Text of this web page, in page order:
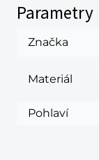
Parametry
Značka
Materiál
Pohlaví